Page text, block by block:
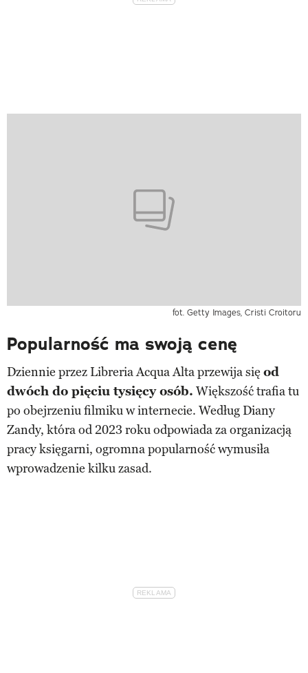
fot. Getty Images, Cristi Croitoru
Popularność ma swoją cenę
Dziennie przez Libreria Acqua Alta przewija się od
dwóch do pięciu tysięcy osób. Większość trafia tu
po obejrzeniu filmiku w internecie. Według Diany
Zandy, która od 2023 roku odpowiada za organizacją
pracy księgarni, ogromna popularność wymusiła
wprowadzenie kilku zasad.